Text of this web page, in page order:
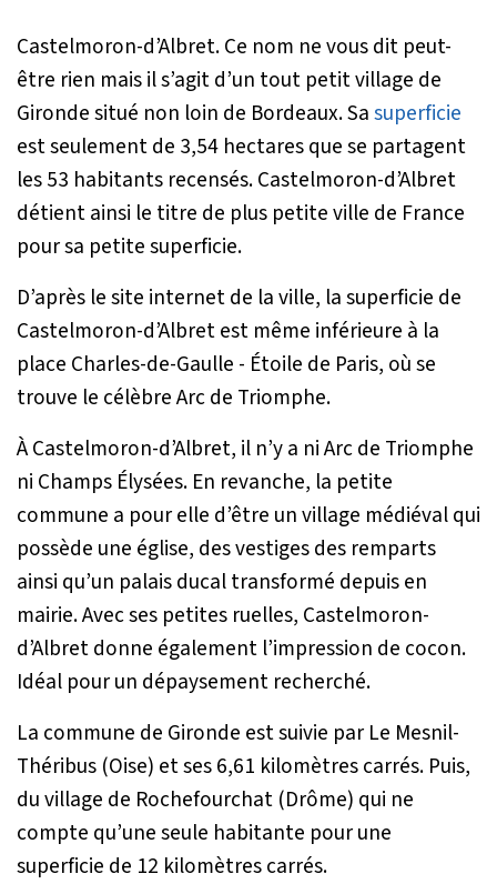
Castelmoron-d’Albret. Ce nom ne vous dit peut-
être rien mais il s’agit d’un tout petit village de
Gironde situé non loin de Bordeaux. Sasuperficie
est seulement de 3,54 hectares que se partagent
les 53 habitants recensés. Castelmoron-d’Albret
détient ainsi le titre de plus petite ville de France
pour sa petite superficie.
D’après le site internet de la ville, la superficie de
Castelmoron-d’Albret est même inférieure à la
place Charles-de-Gaulle - Étoile de Paris, où se
trouve le célèbre Arc de Triomphe.
À Castelmoron-d’Albret, il n’y a ni Arc de Triomphe
ni Champs Élysées. En revanche, la petite
commune a pour elle d’être un village médiéval qui
possède une église, des vestiges des remparts
ainsi qu’un palais ducal transformé depuis en
mairie. Avec ses petites ruelles, Castelmoron-
d’Albret donne également l’impression de cocon.
Idéal pour un dépaysement recherché.
La commune de Gironde est suivie par Le Mesnil-
Théribus (Oise) et ses 6,61 kilomètres carrés. Puis,
du village de Rochefourchat (Drôme) qui ne
compte qu’une seule habitante pour une
superficie de 12 kilomètres carrés.